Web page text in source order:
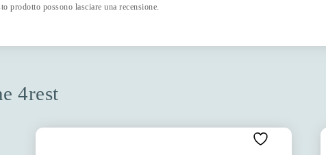
prodotto possono lasciare una recensione.
4rest